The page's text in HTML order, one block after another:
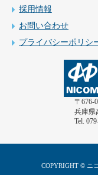
採用情報
お問い合わせ
プライバシーポリシ
〒676-
兵庫県
Tel.
COPYRIGHT © ニ